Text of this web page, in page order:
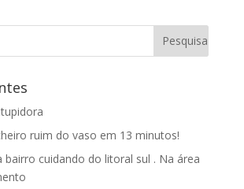
ruim do vaso em 13 minutos!
bairro cuidando do litoral sul . Na área